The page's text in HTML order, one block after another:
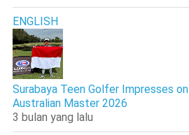
ENGLISH
Surabaya Teen Golfer Impresses
Australian Master 2026
3 bulan yang lalu